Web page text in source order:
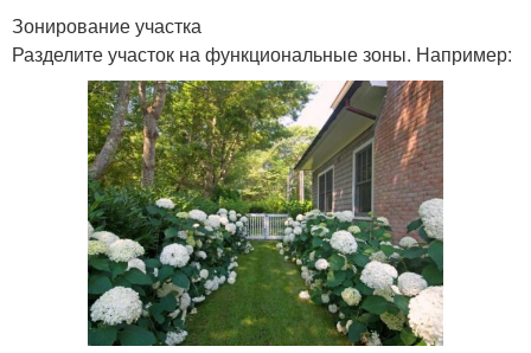
Зонирование участка
Разделите участок на функциональные зоны. Например: